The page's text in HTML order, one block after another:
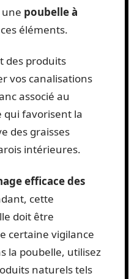
poubelle à
éléments.
des produits
vos canalisations
associé au
qui favorisent la
des graisses
intérieures.
efficace des
cette
doit être
certaine vigilance
la poubelle, utilisez
naturels tels